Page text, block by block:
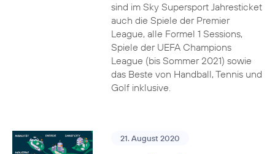
sind im Sky Supersport Jahresticket
auch die Spiele der Premier
League, alle Formel 1 Sessions,
Spiele der UEFA Champions
League (bis Sommer 2021) sowie
das Beste von Handball, Tennis und
Golf inklusive.
21. August 2020